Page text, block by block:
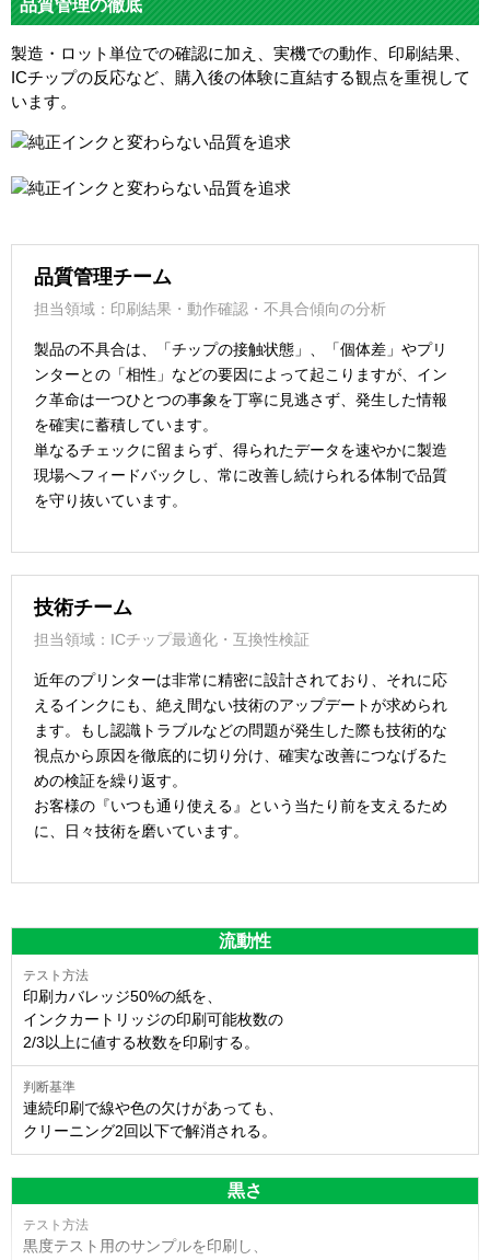
品質管理の徹底
製造・ロット単位での確認に加え、実機での動作、印刷結果、
ICチップの反応など、購入後の体験に直結する観点を重視して
います。
品質管理チーム
担当領域：印刷結果・動作確認・不具合傾向の分析
製品の不具合は、「チップの接触状態」、「個体差」やプリ
ンターとの「相性」などの要因によって起こりますが、イン
ク革命は一つひとつの事象を丁寧に見逃さず、発生した情報
を確実に蓄積しています。
単なるチェックに留まらず、得られたデータを速やかに製造
現場へフィードバックし、常に改善し続けられる体制で品質
を守り抜いています。
技術チーム
担当領域：ICチップ最適化・互換性検証
近年のプリンターは非常に精密に設計されており、それに応
えるインクにも、絶え間ない技術のアップデートが求められ
ます。もし認識トラブルなどの問題が発生した際も技術的な
視点から原因を徹底的に切り分け、確実な改善につなげるた
めの検証を繰り返す。
お客様の『いつも通り使える』という当たり前を支えるため
に、日々技術を磨いています。
流動性
印刷カバレッジ50%の紙を、
インクカートリッジの印刷可能枚数の
2/3以上に値する枚数を印刷する。
連続印刷で線や色の欠けがあっても、
クリーニング2回以下で解消される。
黒さ
黒度テスト用のサンプルを印刷し、